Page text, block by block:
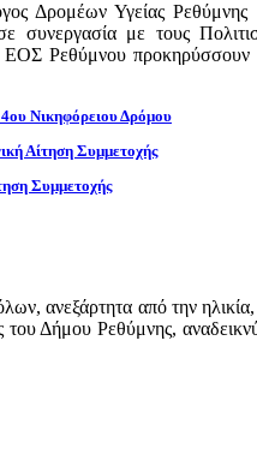
Δρομέων Υγείας Ρεθύμνης
συνεργασία με τους
ΕΟΣ Ρεθύμνου
Νικηφόρειου Δρόμου
Αίτηση Συμμετοχής
Συμμετοχής
ανεξάρτητα από την
Δήμου Ρεθύμνης,